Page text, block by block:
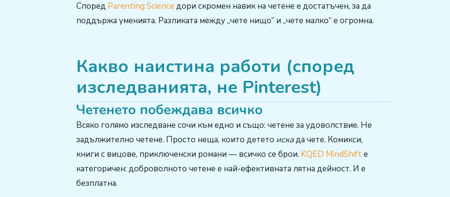
Според Parenting Science дори скромен навик на четене е достатъчен, за да
поддържа уменията. Разликата между „чете нищо“ и „чете малко“ е огромна.
Какво наистина работи (според
изследванията, не Pinterest)
Четенето побеждава всичко
Всяко голямо изследване сочи към едно и също: четене за удоволствие. Не
задължително четене. Просто неща, които детето искада чете. Комикси,
книги с вицове, приключенски романи — всичко се брои. KQED MindShiftе
категоричен: доброволното четене е най-ефективната лятна дейност. И е
безплатна.